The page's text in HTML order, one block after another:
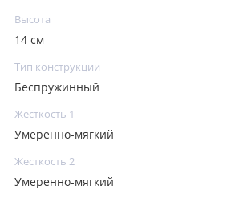
Высота
14 см
Тип конструкции
Беспружинный
Жесткость 1
Умеренно-мягкий
Жесткость 2
Умеренно-мягкий